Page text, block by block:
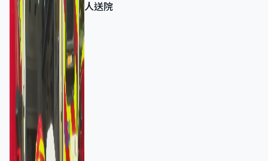
人送院